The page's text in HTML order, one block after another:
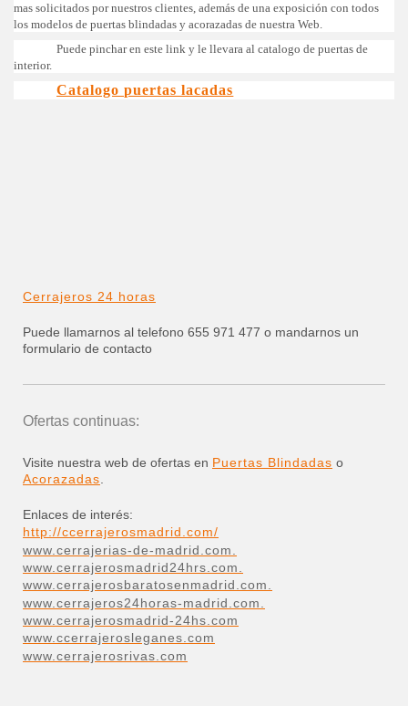
mas solicitados por nuestros clientes, además de una exposición con todos
los modelos de puertas blindadas y acorazadas de nuestra Web.
Puede pinchar en este link y le llevara al catalogo de puertas de
interior.
Catalogo puertas lacadas
Cerrajeros 24 horas
Puede llamarnos al telefono 655 971 477 o mandarnos un
formulario de contacto
Ofertas continuas:
Visite nuestra web de ofertas en Puertas Blindadas o
Acorazadas
Enlaces de interés:
http://ccerrajerosmadrid.com/
www.cerrajerias-de-madrid.com.
www.cerrajerosmadrid24hrs.com.
www.cerrajerosbaratosenmadrid.com.
www.cerrajeros24horas-madrid.com.
www.cerrajerosmadrid-24hs.com
www.ccerrajerosleganes.com
www.cerrajerosrivas.com